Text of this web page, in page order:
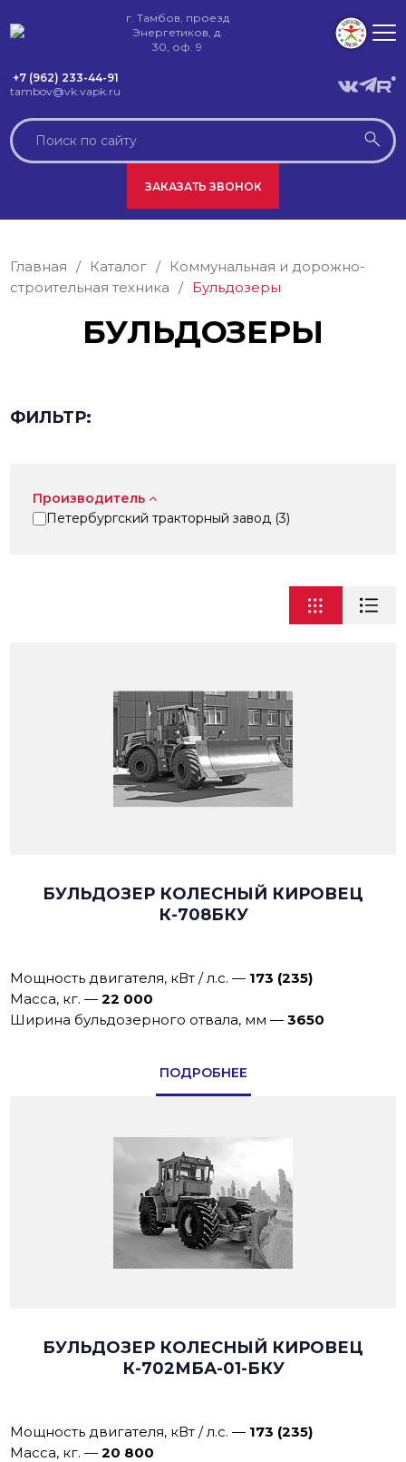
г. Тамбов, проезд
Энергетиков, д.
30, оф. 9
+7 (962) 233-44-91
tambov@vk.vapk.ru
ЗАКАЗАТЬ ЗВОНОК
Главная / Каталог /
Коммунальная и дорожно-
строительная техника / Бульдозеры
БУЛЬДОЗЕРЫ
ФИЛЬТР:
Производитель
Петербургский тракторный завод (3)
БУЛЬДОЗЕР КОЛЕСНЫЙ КИРОВЕЦ
К-708БКУ
Мощность двигателя, кВт / л.с. — 173 (235)
Масса, кг. —22 000
Ширина бульдозерного отвала, мм —3650
ПОДРОБНЕЕ
БУЛЬДОЗЕР КОЛЕСНЫЙ КИРОВЕЦ
К-702МБА-01-БКУ
Мощность двигателя, кВт / л.с. — 173 (235)
Масса, кг. —20 800